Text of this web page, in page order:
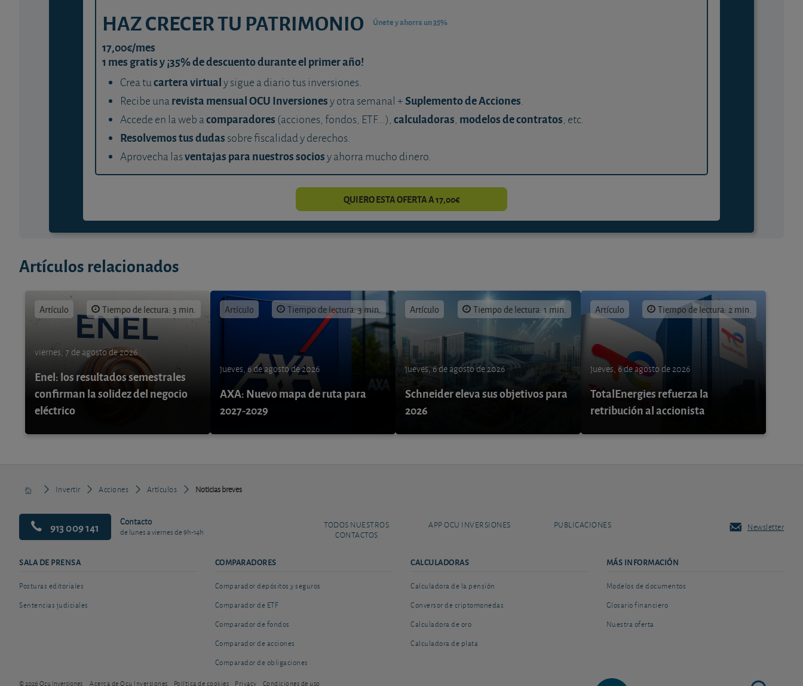
HAZ CRECER TU PATRIMONIO Únete y ahorra un 35%
17,00€/mes
1 mes gratis y ¡35% de descuento durante el primer año!
Crea tucartera virtualy sigue a diario tus inversiones.
Recibe unarevista mensual OCU Inversionesy otra semanal +Suplemento de Acciones.
Accede en la web acomparadores (acciones, fondos, ETF...), calculadoras, modelos de contratos, etc.
Resolvemos tus dudas sobre fiscalidad y derechos.
Aprovecha lasventajas para nuestros sociosy ahorra mucho dinero.
QUIERO ESTA OFERTA A 17,00€
Artículos relacionados
Artículo Tiempo de lectura: 3 min.
viernes, 7 de agosto de 2026
Enel: los resultados semestrales
confirman la solidez del negocio
eléctrico
Artículo Tiempo de lectura: 3 min.
jueves, 6 de agosto de 2026
AXA: Nuevo mapa de ruta para
2027-2029
Artículo Tiempo de lectura: 1 min.
jueves, 6 de agosto de 2026
Schneider eleva sus objetivos para
2026
Artículo Tiempo de lectura: 2 min.
jueves, 6 de agosto de 2026
TotalEnergies refuerza la
retribución al accionista
Invertir Acciones Artículos Noticias breves
913 009 141 Contacto
de lunes a viernes de 9h-14h
TODOS NUESTROS
CONTACTOS
APP OCU INVERSIONES PUBLICACIONES Newsletter
SALA DE PRENSA
Posturas editoriales
Sentencias judiciales
COMPARADORES
Comparador depósitos y seguros
Comparador de ETF
Comparador de fondos
Comparador de acciones
Comparador de obligaciones
CALCULADORAS
Calculadora de la pensión
Conversor de criptomonedas
Calculadora de oro
Calculadora de plata
MÁS INFORMACIÓN
Modelos de documentos
Glosario financiero
Nuestra oferta
© 2026 Ocu Inversiones Acerca de Ocu Inversiones Política de cookies Privacy Condiciones de uso